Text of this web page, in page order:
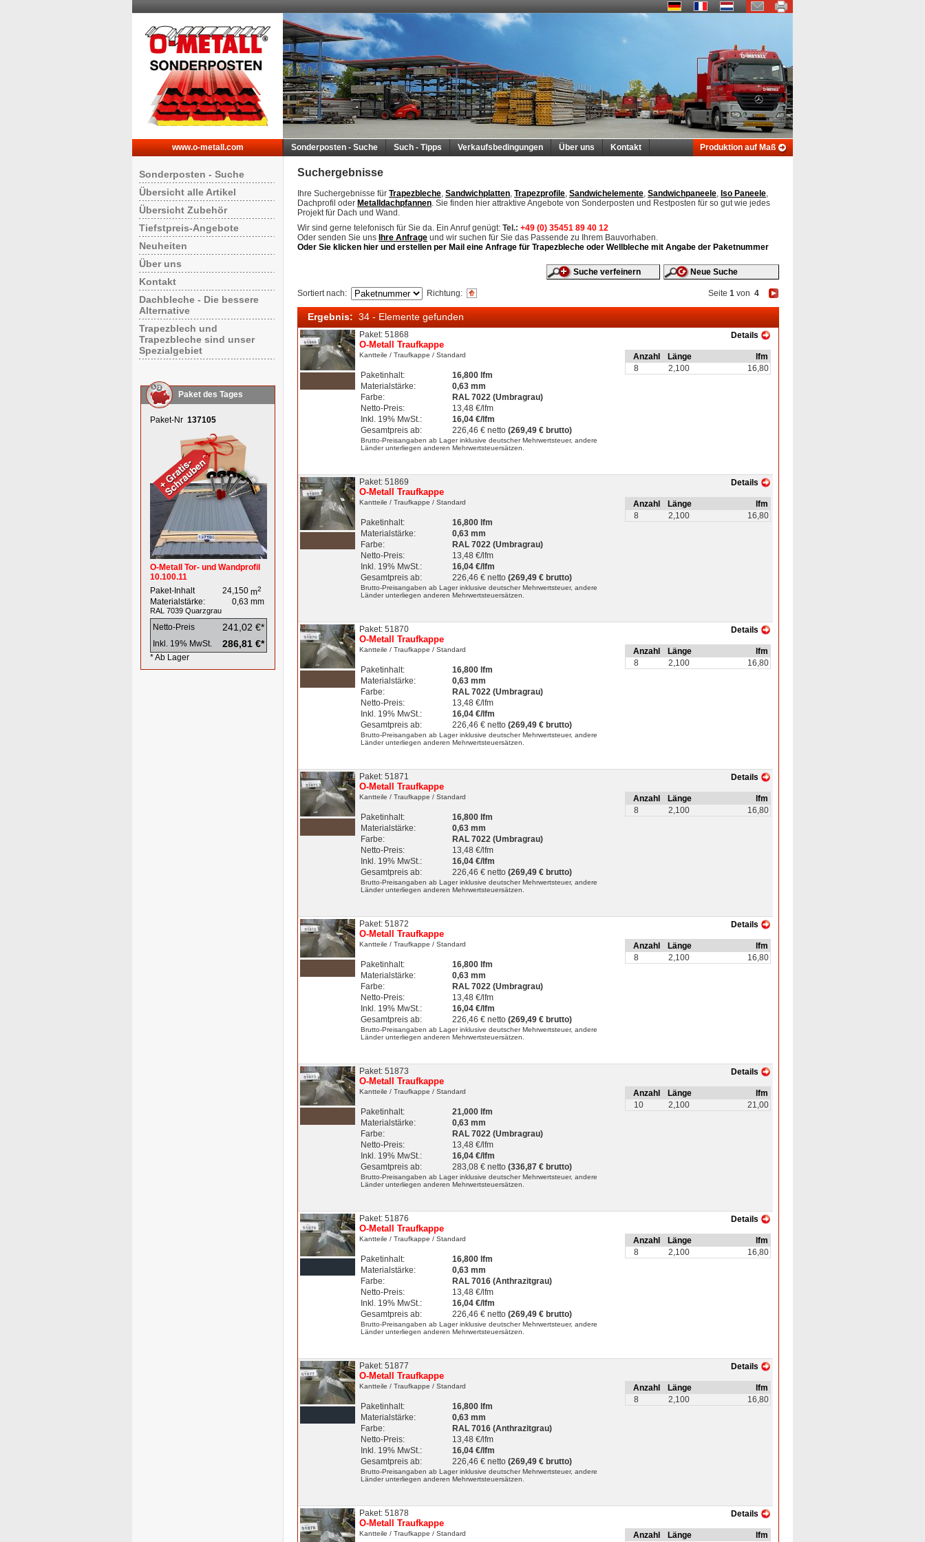
www.o-metall.com Sonderposten - Suche Such - Tipps Verkaufsbedingungen Über uns Kontakt Produktion auf Maß
Sonderposten - Suche
Übersicht alle Artikel
Übersicht Zubehör
Tiefstpreis-Angebote
Neuheiten
Über uns
Kontakt
Dachbleche - Die bessere
Alternative
Trapezblech und
Trapezbleche sind unser
Spezialgebiet
Paket des Tages
Paket-Nr 137105
O-Metall Tor- und Wandprofil
10.100.11
Paket-Inhalt
24,150 m2
Materialstärke: 0,63 mm
RAL 7039 Quarzgrau
Netto-Preis 241,02 €*
Inkl. 19% MwSt. 286,81 €*
* Ab Lager
Suchergebnisse
Ihre Suchergebnisse für Trapezbleche, Sandwichplatten, Trapezprofile, Sandwichelemente, Sandwichpaneele, Iso Paneele,
Dachprofil oder Metalldachpfannen. Sie finden hier attraktive Angebote von Sonderposten und Restposten für so gut wie jedes
Projekt für Dach und Wand.
Wir sind gerne telefonisch für Sie da. Ein Anruf genügt: Tel.: +49 (0) 35451 89 40 12
Oder senden Sie uns Ihre Anfrage und wir suchen für Sie das Passende zu Ihrem Bauvorhaben.
Oder Sie klicken hier und erstellen per Mail eine Anfrage für Trapezbleche oder Wellbleche mit Angabe der Paketnummer
Neue Suche
Suche verfeinern
Sortiert nach: Richtung: Seite 1 von 4
Ergebnis: 34 - Elemente gefunden
Paket: 51868
O-Metall Traufkappe
Kantteile / Traufkappe / Standard
Paketinhalt:
16,800 lfm
Materialstärke:
0,63 mm
Farbe:
RAL 7022 (Umbragrau)
Netto-Preis:
13,48 €/lfm
Inkl. 19% MwSt.:
16,04 €/lfm
Gesamtpreis ab:
226,46 € netto (269,49 € brutto)
Brutto-Preisangaben ab Lager inklusive deutscher Mehrwertsteuer, andere
Länder unterliegen anderen Mehrwertsteuersätzen.
Details
Anzahl Länge
lfm
8
2,100 16,80
Paket: 51869
O-Metall Traufkappe
Kantteile / Traufkappe / Standard
Paketinhalt:
16,800 lfm
Materialstärke:
0,63 mm
Farbe:
RAL 7022 (Umbragrau)
Netto-Preis:
13,48 €/lfm
Inkl. 19% MwSt.:
16,04 €/lfm
Gesamtpreis ab:
226,46 € netto (269,49 € brutto)
Brutto-Preisangaben ab Lager inklusive deutscher Mehrwertsteuer, andere
Länder unterliegen anderen Mehrwertsteuersätzen.
Details
Anzahl Länge
lfm
8
2,100 16,80
Paket: 51870
O-Metall Traufkappe
Kantteile / Traufkappe / Standard
Paketinhalt:
16,800 lfm
Materialstärke:
0,63 mm
Farbe:
RAL 7022 (Umbragrau)
Netto-Preis:
13,48 €/lfm
Inkl. 19% MwSt.:
16,04 €/lfm
Gesamtpreis ab:
226,46 € netto (269,49 € brutto)
Brutto-Preisangaben ab Lager inklusive deutscher Mehrwertsteuer, andere
Länder unterliegen anderen Mehrwertsteuersätzen.
Details
Anzahl Länge
lfm
8
2,100 16,80
Paket: 51871
O-Metall Traufkappe
Kantteile / Traufkappe / Standard
Paketinhalt:
16,800 lfm
Materialstärke:
0,63 mm
Farbe:
RAL 7022 (Umbragrau)
Netto-Preis:
13,48 €/lfm
Inkl. 19% MwSt.:
16,04 €/lfm
Gesamtpreis ab:
226,46 € netto (269,49 € brutto)
Brutto-Preisangaben ab Lager inklusive deutscher Mehrwertsteuer, andere
Länder unterliegen anderen Mehrwertsteuersätzen.
Details
Anzahl Länge
lfm
8
2,100 16,80
Paket: 51872
O-Metall Traufkappe
Kantteile / Traufkappe / Standard
Paketinhalt:
16,800 lfm
Materialstärke:
0,63 mm
Farbe:
RAL 7022 (Umbragrau)
Netto-Preis:
13,48 €/lfm
Inkl. 19% MwSt.:
16,04 €/lfm
Gesamtpreis ab:
226,46 € netto (269,49 € brutto)
Brutto-Preisangaben ab Lager inklusive deutscher Mehrwertsteuer, andere
Länder unterliegen anderen Mehrwertsteuersätzen.
Details
Anzahl Länge
lfm
8
2,100 16,80
Paket: 51873
O-Metall Traufkappe
Kantteile / Traufkappe / Standard
Paketinhalt:
21,000 lfm
Materialstärke:
0,63 mm
Farbe:
RAL 7022 (Umbragrau)
Netto-Preis:
13,48 €/lfm
Inkl. 19% MwSt.:
16,04 €/lfm
Gesamtpreis ab:
283,08 € netto (336,87 € brutto)
Brutto-Preisangaben ab Lager inklusive deutscher Mehrwertsteuer, andere
Länder unterliegen anderen Mehrwertsteuersätzen.
Details
Anzahl Länge
lfm
10
2,100 21,00
Paket: 51876
O-Metall Traufkappe
Kantteile / Traufkappe / Standard
Paketinhalt:
16,800 lfm
Materialstärke:
0,63 mm
Farbe:
RAL 7016 (Anthrazitgrau)
Netto-Preis:
13,48 €/lfm
Inkl. 19% MwSt.:
16,04 €/lfm
Gesamtpreis ab:
226,46 € netto (269,49 € brutto)
Brutto-Preisangaben ab Lager inklusive deutscher Mehrwertsteuer, andere
Länder unterliegen anderen Mehrwertsteuersätzen.
Details
Anzahl Länge
lfm
8
2,100 16,80
Paket: 51877
O-Metall Traufkappe
Kantteile / Traufkappe / Standard
Paketinhalt:
16,800 lfm
Materialstärke:
0,63 mm
Farbe:
RAL 7016 (Anthrazitgrau)
Netto-Preis:
13,48 €/lfm
Inkl. 19% MwSt.:
16,04 €/lfm
Gesamtpreis ab:
226,46 € netto (269,49 € brutto)
Brutto-Preisangaben ab Lager inklusive deutscher Mehrwertsteuer, andere
Länder unterliegen anderen Mehrwertsteuersätzen.
Details
Anzahl Länge
lfm
8
2,100 16,80
Paket: 51878
O-Metall Traufkappe
Kantteile / Traufkappe / Standard
Details
Anzahl Länge lfm